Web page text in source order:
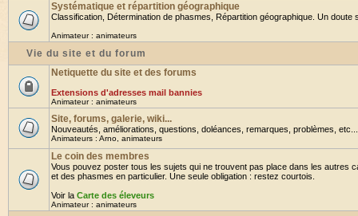
Systématique et répartition géographique
Classification, Détermination de phasmes, Répartition géographique. Un doute
Animateur : animateurs
Vie du site et du forum
Netiquette du site et des forums
Extensions d'adresses mail bannies
Animateur : animateurs
Site, forums, galerie, wiki...
Nouveautés, améliorations, questions, doléances, remarques, problèmes,
Animateurs : Arno animateurs
Le coin des membres
Vous pouvez poster tous les sujets qui ne trouvent pas place dans les autres
et des phasmes en particulier. Une seule obligation : restez courtois.
Voir la Carte des éleveurs
Animateur : animateurs